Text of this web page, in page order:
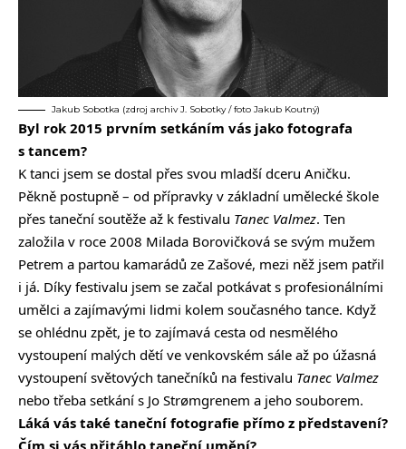
Jakub Sobotka (zdroj archiv J. Sobotky / foto Jakub Koutný)
Byl rok 2015 prvním setkáním vás jako fotografa
s tancem?
K tanci jsem se dostal přes svou mladší dceru Aničku.
Pěkně postupně – od přípravky v základní umělecké škole
přes taneční soutěže až k festivalu Tanec Valmez. Ten
založila v roce 2008 Milada Borovičková se svým mužem
Petrem a partou kamarádů ze Zašové, mezi něž jsem patřil
i já. Díky festivalu jsem se začal potkávat s profesionálními
umělci a zajímavými lidmi kolem současného tance. Když
se ohlédnu zpět, je to zajímavá cesta od nesmělého
vystoupení malých dětí ve venkovském sále až po úžasná
vystoupení světových tanečníků na festivalu Tanec Valmez
nebo třeba setkání s Jo Strømgrenem a jeho souborem.
Láká vás také taneční fotografie přímo z představení?